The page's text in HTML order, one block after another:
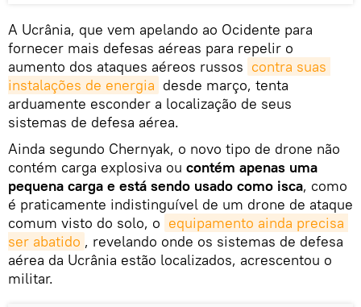
A Ucrânia, que vem apelando ao Ocidente para
fornecer mais defesas aéreas para repelir o
aumento dos ataques aéreos russos contra suas
instalações de energia desde março, tenta
arduamente esconder a localização de seus
sistemas de defesa aérea.
Ainda segundo Chernyak, o novo tipo de drone não
contém carga explosiva ou contém apenas uma
pequena carga e está sendo usado como isca, como
é praticamente indistinguível de um drone de ataque
comum visto do solo, o equipamento ainda precisa
ser abatido , revelando onde os sistemas de defesa
aérea da Ucrânia estão localizados, acrescentou o
militar.